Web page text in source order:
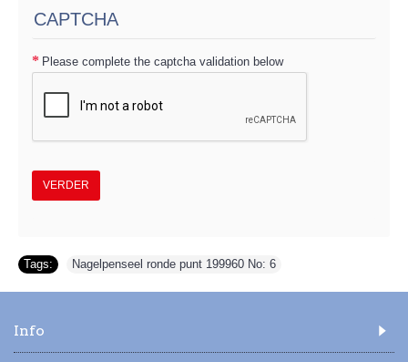
CAPTCHA
Please complete the captcha validation below
VERDER
Tags: Nagelpenseel ronde punt 199960 No: 6
Info